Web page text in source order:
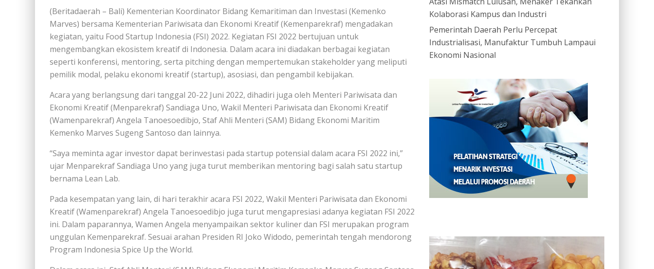
(Beritadaerah – Bali) Kementerian Koordinator Bidang Kemaritiman dan Investasi (Kemenko
Marves) bersama Kementerian Pariwisata dan Ekonomi Kreatif (Kemenparekraf) mengadakan
kegiatan, yaitu Food Startup Indonesia (FSI) 2022. Kegiatan FSI 2022 bertujuan untuk
mengembangkan ekosistem kreatif di Indonesia. Dalam acara ini diadakan berbagai kegiatan
seperti konferensi, mentoring, serta pitching dengan mempertemukan stakeholder yang meliputi
pemilik modal, pelaku ekonomi kreatif (startup), asosiasi, dan pengambil kebijakan.
Acara yang berlangsung dari tanggal 20-22 Juni 2022, dihadiri juga oleh Menteri Pariwisata dan
Ekonomi Kreatif (Menparekraf) Sandiaga Uno, Wakil Menteri Pariwisata dan Ekonomi Kreatif
(Wamenparekraf) Angela Tanoesoedibjo, Staf Ahli Menteri (SAM) Bidang Ekonomi Maritim
Kemenko Marves Sugeng Santoso dan lainnya.
“Saya meminta agar investor dapat berinvestasi pada startup potensial dalam acara FSI 2022 ini,”
ujar Menparekraf Sandiaga Uno yang juga turut memberikan mentoring bagi salah satu startup
bernama Lean Lab.
Pada kesempatan yang lain, di hari terakhir acara FSI 2022, Wakil Menteri Pariwisata dan Ekonomi
Kreatif (Wamenparekraf) Angela Tanoesoedibjo juga turut mengapresiasi adanya kegiatan FSI 2022
ini. Dalam paparannya, Wamen Angela menyampaikan sektor kuliner dan FSI merupakan program
unggulan Kemenparekraf. Sesuai arahan Presiden RI Joko Widodo, pemerintah tengah mendorong
Program Indonesia Spice Up the World.
Kolaborasi Kampus dan Industri
Pemerintah Daerah Perlu Percepat
Industrialisasi, Manufaktur Tumbuh Lampaui
Ekonomi Nasional